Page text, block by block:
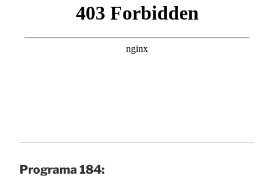
Programa 184: